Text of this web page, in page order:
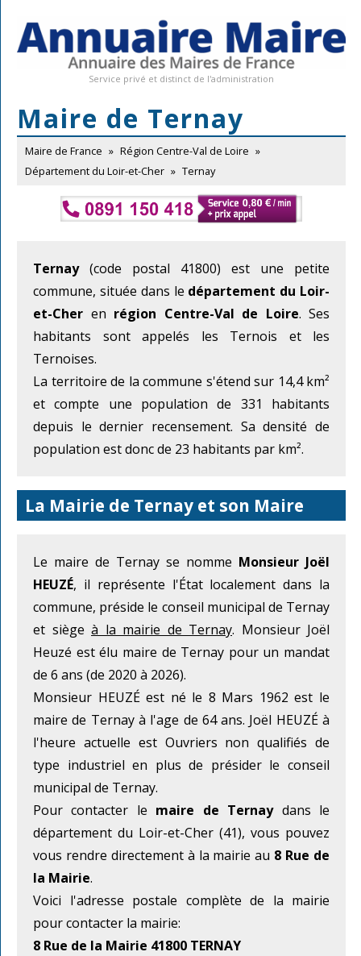
Service privé et distinct de l'administration
Maire de Ternay
Maire de France » Région Centre-Val de Loire »
Département du Loir-et-Cher » Ternay
Ternay(code postal 41800) est une petite
commune, située dans le département du Loir-
et-Cher en région Centre-Val de Loire. Ses
habitants sont appelés les Ternois et les
Ternoises.
La territoire de la commune s'étend sur 14,4 km²
et compte une population de 331 habitants
depuis le dernier recensement. Sa densité de
population est donc de 23 habitants par km².
La Mairie de Ternay et son Maire
Le maire de Ternay se nomme Monsieur Joël
HEUZÉ, il représente l'État localement dans la
commune, préside le conseil municipal de Ternay
et siège à la mairie de Ternay. Monsieur Joël
Heuzé est élu maire de Ternay pour un mandat
de 6 ans (de 2020 à 2026).
Monsieur HEUZÉ est né le 8 Mars 1962 est le
maire de Ternay à l'age de 64 ans. Joël HEUZÉ à
l'heure actuelle est Ouvriers non qualifiés de
type industriel en plus de présider le conseil
municipal de Ternay.
Pour contacter le maire de Ternaydans le
département du Loir-et-Cher (41), vous pouvez
vous rendre directement à la mairie au 8 Rue de
la Mairie.
Voici l'adresse postale complète de la mairie
pour contacter la mairie:
8 Rue de la Mairie 41800 TERNAY